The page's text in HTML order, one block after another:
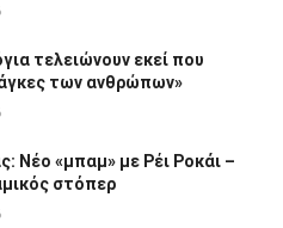
τελειώνουν εκεί που
των ανθρώπων»
Νέο «μπαμ» με Ρέι Ροκάι –
στόπερ